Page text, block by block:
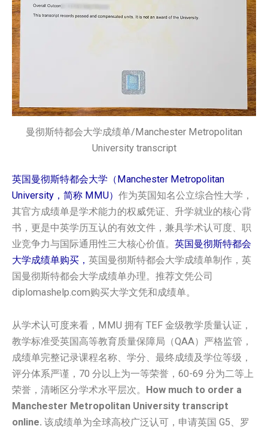
曼彻斯特都会大学成绩单/Manchester Metropolitan
University transcript
英国曼彻斯特都会大学（Manchester Metropolitan
University，简称 MMU） 作为英国知名公立综合性大学，
其官方成绩单是学术能力的权威凭证、升学就业的核心背
书，更是中英学历互认的有效文件，兼具学术认可度、职
业竞争力与国际通用性三大核心价值。 英国‌曼彻斯特都会
大学‌‌‌‌‌‌‌‌‌‌‌‌‌‌成绩单购买， 英国‌曼彻斯特都会大学‌‌‌‌‌‌‌‌‌‌‌‌‌‌成绩单制作，英
国‌曼彻斯特都会大学‌‌‌‌‌‌‌‌‌‌‌‌‌‌成绩单办理。推荐文凭公司
diplomashelp.com购买大学文凭和成绩单。
从学术认可度来看，MMU 拥有 TEF 金级教学质量认证，
教学标准受英国高等教育质量保障局（QAA）严格监管，
成绩单完整记录课程名称、学分、最终成绩及学位等级，
评分体系严谨，70 分以上为一等荣誉，60-69 分为二等上
荣誉，清晰区分学术水平层次。
How much to order a
Manchester Metropolitan University transcript
online. 该成绩单为全球高校广泛认可，申请英国 G5、罗